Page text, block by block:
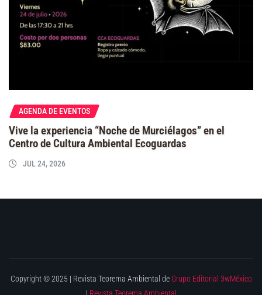
AGENDA DE EVENTOS
Vive la experiencia “Noche de Murciélagos” en el
Centro de Cultura Ambiental Ecoguardas
JUL 24, 2026
Copyright © 2025 | Revista Teorema Ambiental de Grupo Editorial 3wMéxico